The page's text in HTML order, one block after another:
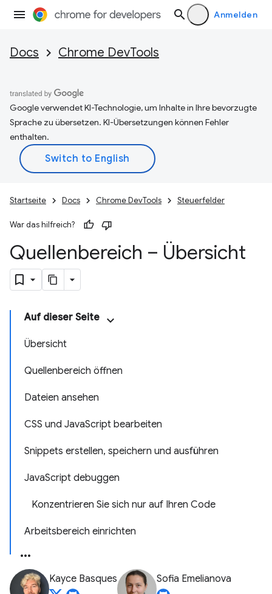
Anmelden
Docs Chrome DevTools
Google verwendet KI-Technologie, um Inhalte in Ihre bevorzugte
Sprache zu übersetzen. KI-Übersetzungen können Fehler
enthalten.
Startseite Docs Chrome DevTools Steuerfelder
War das hilfreich?
Quellenbereich – Übersicht
Auf dieser Seite
Übersicht
Quellenbereich öffnen
Dateien ansehen
CSS und JavaScript bearbeiten
Snippets erstellen, speichern und ausführen
JavaScript debuggen
Konzentrieren Sie sich nur auf Ihren Code
Arbeitsbereich einrichten
Kayce Basques Sofia Emelianova